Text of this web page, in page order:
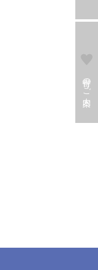
寄付のご案内